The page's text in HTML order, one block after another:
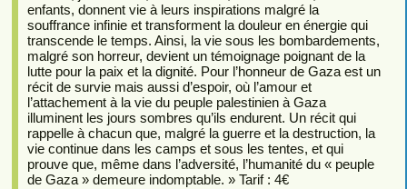
enfants, donnent vie à leurs inspirations malgré la
souffrance infinie et transforment la douleur en énergie qui
transcende le temps. Ainsi, la vie sous les bombardements,
malgré son horreur, devient un témoignage poignant de la
lutte pour la paix et la dignité. Pour l’honneur de Gaza est un
récit de survie mais aussi d’espoir, où l’amour et
l’attachement à la vie du peuple palestinien à Gaza
illuminent les jours sombres qu’ils endurent. Un récit qui
rappelle à chacun que, malgré la guerre et la destruction, la
vie continue dans les camps et sous les tentes, et qui
prouve que, même dans l’adversité, l’humanité du « peuple
de Gaza » demeure indomptable. » Tarif : 4€